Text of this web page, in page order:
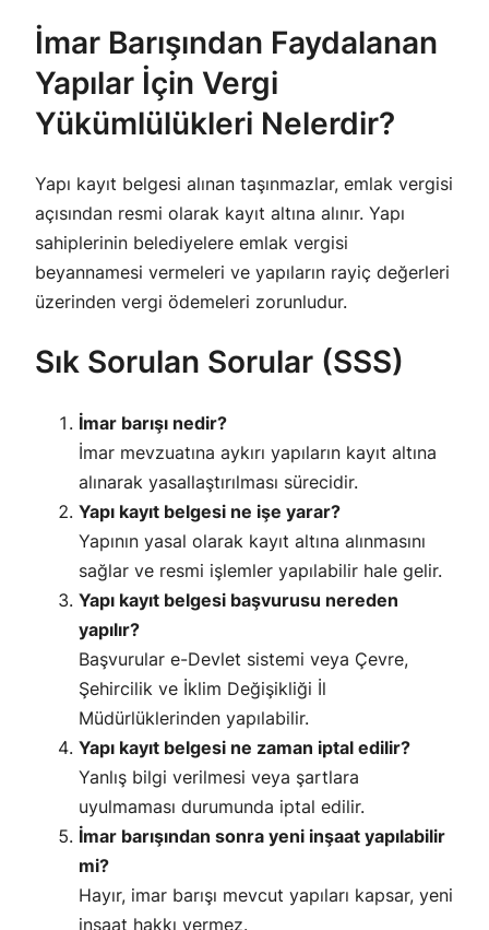
İmar Barışından Faydalanan
Yapılar İçin Vergi
Yükümlülükleri Nelerdir?
Yapı kayıt belgesi alınan taşınmazlar, emlak vergisi
açısından resmi olarak kayıt altına alınır. Yapı
sahiplerinin belediyelere emlak vergisi
beyannamesi vermeleri ve yapıların rayiç değerleri
üzerinden vergi ödemeleri zorunludur.
Sık Sorulan Sorular (SSS)
İmar barışı nedir?
İmar mevzuatına aykırı yapıların kayıt altına
alınarak yasallaştırılması sürecidir.
Yapı kayıt belgesi ne işe yarar?
Yapının yasal olarak kayıt altına alınmasını
sağlar ve resmi işlemler yapılabilir hale gelir.
Yapı kayıt belgesi başvurusu nereden
yapılır?
Başvurular e-Devlet sistemi veya Çevre,
Şehircilik ve İklim Değişikliği İl
Müdürlüklerinden yapılabilir.
Yapı kayıt belgesi ne zaman iptal edilir?
Yanlış bilgi verilmesi veya şartlara
uyulmaması durumunda iptal edilir.
İmar barışından sonra yeni inşaat yapılabilir
mi?
Hayır, imar barışı mevcut yapıları kapsar, yeni
inşaat hakkı vermez.